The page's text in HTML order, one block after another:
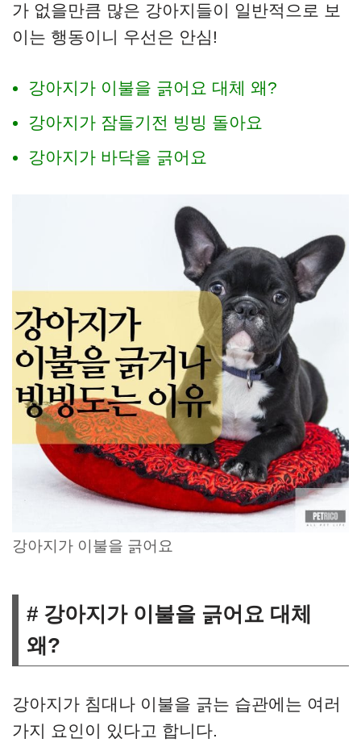
가 없을만큼 많은 강아지들이 일반적으로 보
이는 행동이니 우선은 안심!
강아지가 이불을 긁어요 대체 왜?
강아지가 잠들기전 빙빙 돌아요
강아지가 바닥을 긁어요
강아지가 이불을 긁어요
# 강아지가 이불을 긁어요 대체
왜?
강아지가 침대나 이불을 긁는 습관에는 여러
가지 요인이 있다고 합니다.